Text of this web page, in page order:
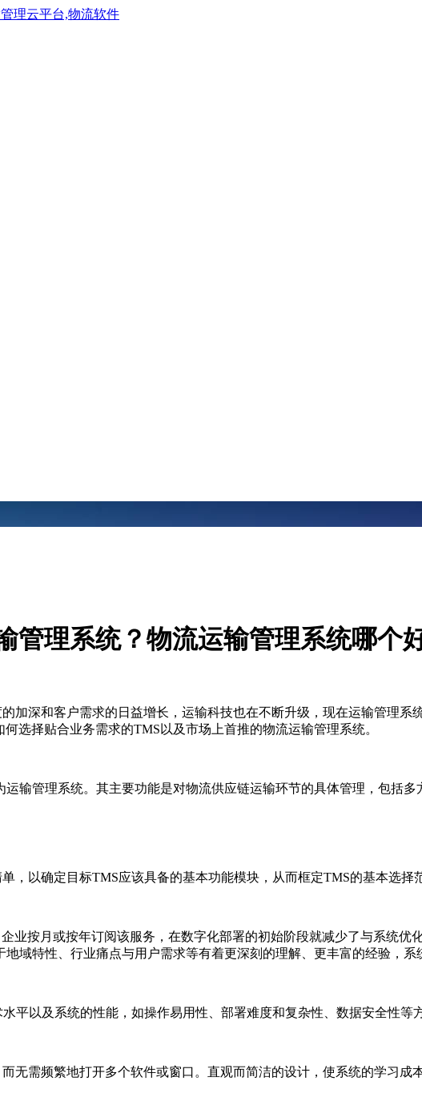
管理系统？物流运输管理系统哪个
加深和客户需求的日益增长，运输科技也在不断升级，现在运输管理系
选择贴合业务需求的TMS以及市场上首推的物流运输管理系统。
运输管理系统。其主要功能是对物流供应链运输环节的具体管理，包括
，以确定目标TMS应该具备的基本功能模块，从而框定TMS的基本选择
业按月或按年订阅该服务，在数字化部署的初始阶段就减少了与系统
域特性、行业痛点与用户需求等有着更深刻的理解、更丰富的经验，系
平以及系统的性能，如操作易用性、部署难度和复杂性、数据安全性等
无需频繁地打开多个软件或窗口。直观而简洁的设计，使系统的学习成